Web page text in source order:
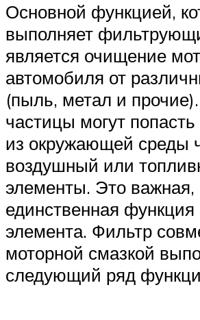
Основной функцией,
выполняет
является очищение
автомобиля от
(пыль, метал и
частицы могут попасть
из окружающей среды
воздушный или
элементы. Это важная,
единственная функция
элемента. Фильтр
моторной смазкой
следующий ряд